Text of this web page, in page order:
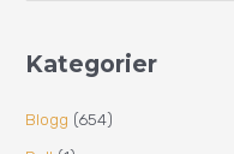
Kategorier
Blogg (654)